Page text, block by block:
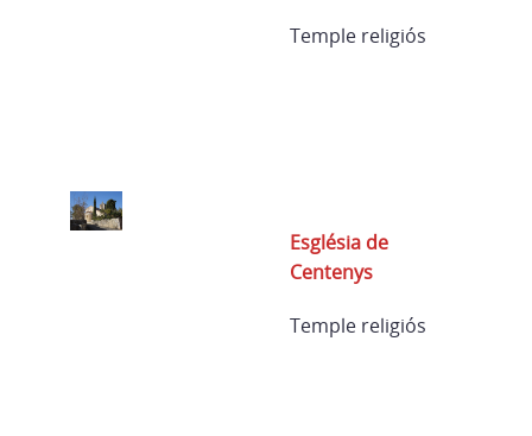
Temple religiós
Església de
Centenys
Temple religiós